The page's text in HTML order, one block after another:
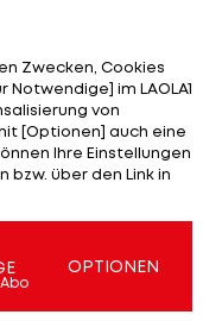
Noch vor der
und abermals
holt indes die
die Mattersburger
Marcelo (83.) und
sieht Gelb-Rot
Zwecken, Cookies
im LAOLA1
von
[Optionen] auch eine
Ihre Einstellungen
über den Link in
OPTIONEN